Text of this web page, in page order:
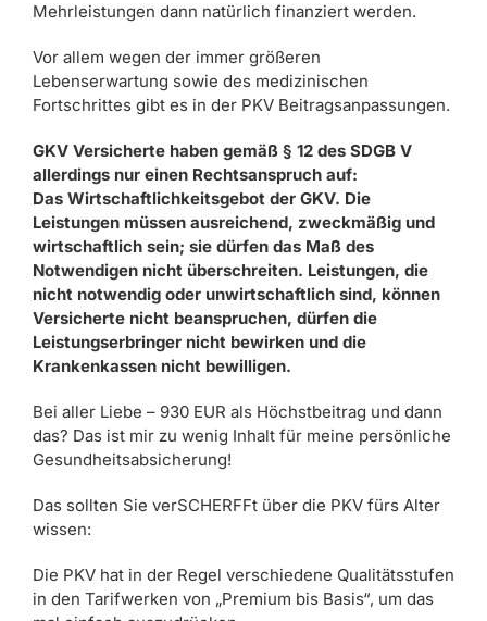
Mehrleistungen dann natürlich finanziert werden.
Vor allem wegen der immer größeren
Lebenserwartung sowie des medizinischen
Fortschrittes gibt es in der PKV Beitragsanpassungen.
GKV Versicherte haben gemäß § 12 des SDGB V
allerdings nur einen Rechtsanspruch auf:
Das Wirtschaftlichkeitsgebot der GKV. Die
Leistungen müssen ausreichend, zweckmäßig und
wirtschaftlich sein; sie dürfen das Maß des
Notwendigen nicht überschreiten. Leistungen, die
nicht notwendig oder unwirtschaftlich sind, können
Versicherte nicht beanspruchen, dürfen die
Leistungserbringer nicht bewirken und die
Krankenkassen nicht bewilligen.
Bei aller Liebe – 930 EUR als Höchstbeitrag und dann
das? Das ist mir zu wenig Inhalt für meine persönliche
Gesundheitsabsicherung!
Das sollten Sie verSCHERFFt über die PKV fürs Alter
wissen:
Die PKV hat in der Regel verschiedene Qualitätsstufen
in den Tarifwerken von „Premium bis Basis“, um das